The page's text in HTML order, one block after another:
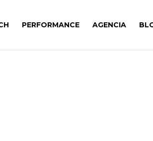
PERFORMANCE AGENCIA